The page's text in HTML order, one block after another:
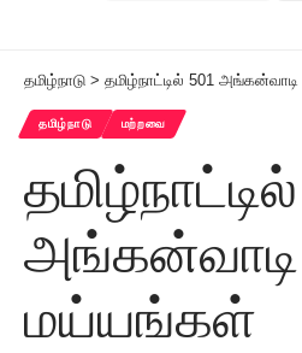
தமிழ்நாடு > தமிழ்நாட்டில் 501 அங்கன்வாடி மய்யங்கள்
தமிழ்நாடு மற்றவை
அங்கன்வாடி
மய்யங்கள்